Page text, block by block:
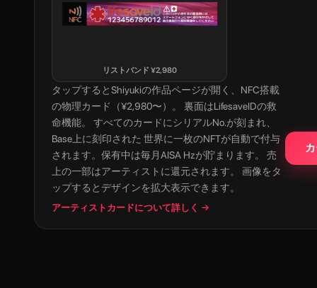
リストバンド ¥2,980
タップするとShiyukiの作品ページが開く、NFC搭載
の物理カード（¥2,980〜）。 裏面はLifesaveIDの救
命機能。 すべてのカードにシリアルNo.が刻まれ、
Base上に刻印された 世界に一枚のNFTが自動で付与
されます。保有中は毎月AISA Hzが貯まります。 売
上の一部はアーティストに還元されます。 画像をタ
ップするとデザインを拡大表示できます。
アーティストカードについて詳しく →